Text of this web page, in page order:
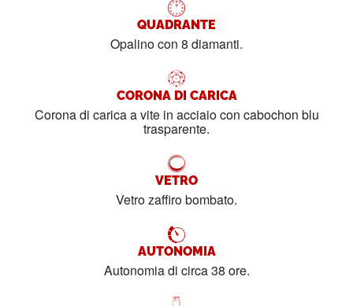
QUADRANTE
Opalino con 8 diamanti.
CORONA DI CARICA
Corona di carica a vite in acciaio con cabochon blu
trasparente.
VETRO
Vetro zaffiro bombato.
AUTONOMIA
Autonomia di circa 38 ore.